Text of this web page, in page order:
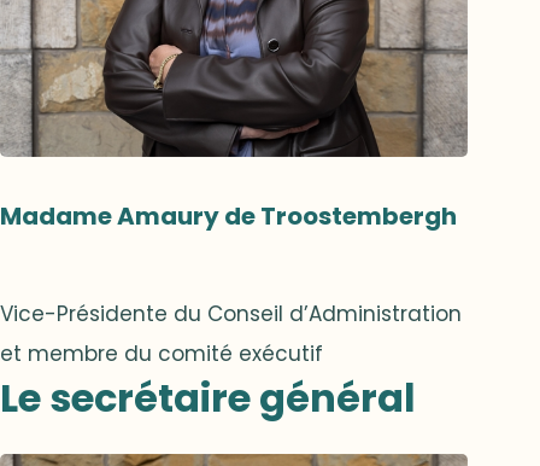
Madame Amaury de Troostembergh
Vice-Présidente du Conseil d’Administration
et membre du comité exécutif
Le secrétaire général